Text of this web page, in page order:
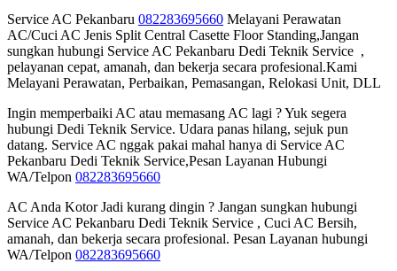
Service AC Pekanbaru 082283695660 Melayani Perawatan
AC/Cuci AC Jenis Split Central Casette Floor Standing,Jangan
sungkan hubungi Service AC Pekanbaru Dedi Teknik Service ,
pelayanan cepat, amanah, dan bekerja secara profesional.Kami
Melayani Perawatan, Perbaikan, Pemasangan, Relokasi Unit, DLL
Ingin memperbaiki AC atau memasang AC lagi ? Yuk segera
hubungi Dedi Teknik Service. Udara panas hilang, sejuk pun
datang. Service AC nggak pakai mahal hanya di Service AC
Pekanbaru Dedi Teknik Service,Pesan Layanan Hubungi
WA/Telpon 082283695660
AC Anda Kotor Jadi kurang dingin ? Jangan sungkan hubungi
Service AC Pekanbaru Dedi Teknik Service , Cuci AC Bersih,
amanah, dan bekerja secara profesional. Pesan Layanan hubungi
WA/Telpon 082283695660